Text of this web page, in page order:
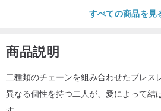
すべての商品を見
商品説明
二種類のチェーンを組み合わせたブレス
異なる個性を持つ二人が、愛によって結